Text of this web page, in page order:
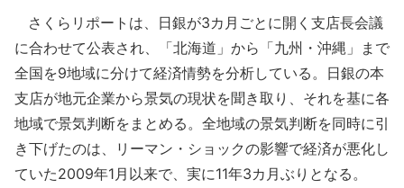
さくらリポートは、日銀が3カ月ごとに開く支店長会議
に合わせて公表され、「北海道」から「九州・沖縄」まで
全国を9地域に分けて経済情勢を分析している。日銀の本
支店が地元企業から景気の現状を聞き取り、それを基に各
地域で景気判断をまとめる。全地域の景気判断を同時に引
き下げたのは、リーマン・ショックの影響で経済が悪化し
ていた2009年1月以来で、実に11年3カ月ぶりとなる。